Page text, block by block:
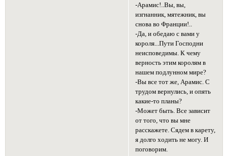
-Арамис!..Вы, вы,
изгнанник, мятежник, вы
снова во Франции!..
-Да, и обедаю с вами у
короля...Пути Господни
неисповедимы. К чему
верность этим королям в
нашем подлунном мире?
-Вы все тот же, Арамис. С
трудом вернулись, и опять
какие-то планы?
-Может быть. Все зависит
от того, что вы мне
расскажете. Сядем в карету,
я долго ходить не могу. И
поговорим.